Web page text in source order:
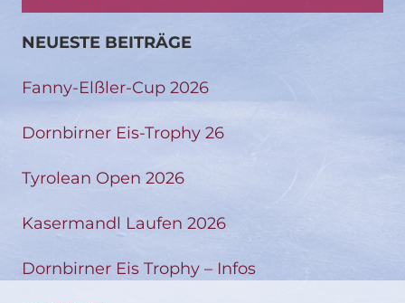
NEUESTE BEITRÄGE
Fanny-Elßler-Cup 2026
Dornbirner Eis-Trophy 26
Tyrolean Open 2026
Kasermandl Laufen 2026
Dornbirner Eis Trophy – Infos